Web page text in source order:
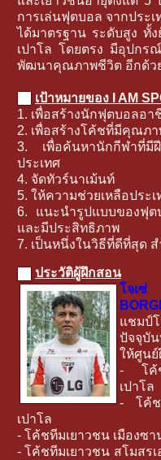
การเล่นฟุตบอล จากประ
ได้มาตรฐาน ระดับสูง ทั้
เปาโล โดยตรง มีอุปกร
พัฒนาคุณภาพชีวิต อีกด้ว
เป้าหมายของ I AM
1. เพื่อสร้างนักฟุตบอลอา
2. เพื่อสร้างโค้ชที่มีคุณภ
3. เพื่อค้นหานักกีฬาที่มี
ประเทศ
4. จัดทัวร์นาเม้นท์
5. ให้ความช่วยเหลือปร
6. แนะนำรูปแบบของฟุ
และมีประสิทธิภาพ
7. เป็นหนึ่งในวิธีที่ดีที่สุด
ประวัติผู้ฝึกสอน
โจเซ่
แชมป์
ปัจจุบั
ให้ศูนย์
- โค้ช
เปาโล
- โค้ช
เปาโล
- โค้ชทีมเยาวชน เมืองซา
- โค้ชทีมเยาวชน สโมสรเ